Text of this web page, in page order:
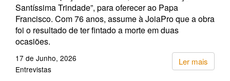
Santíssima Trindade”, para oferecer ao Papa
Francisco. Com 76 anos, assume à JoiaPro que a obra
foi o resultado de ter fintado a morte em duas
ocasiões.
Ler mais
17 de Junho, 2026
Entrevistas